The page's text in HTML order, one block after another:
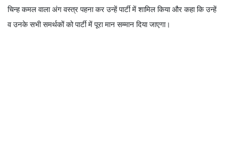
चिन्ह कमल वाला अंग वस्त्र पहना कर उन्हें पार्टी में शामिल किया और कहा कि उन्हें
व उनके सभी समर्थकों को पार्टी में पूरा मान सम्मान दिया जाएगा।